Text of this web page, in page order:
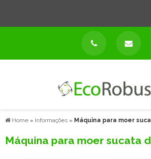
Home » Informações » Máquina para moer
Máquina para moer sucata